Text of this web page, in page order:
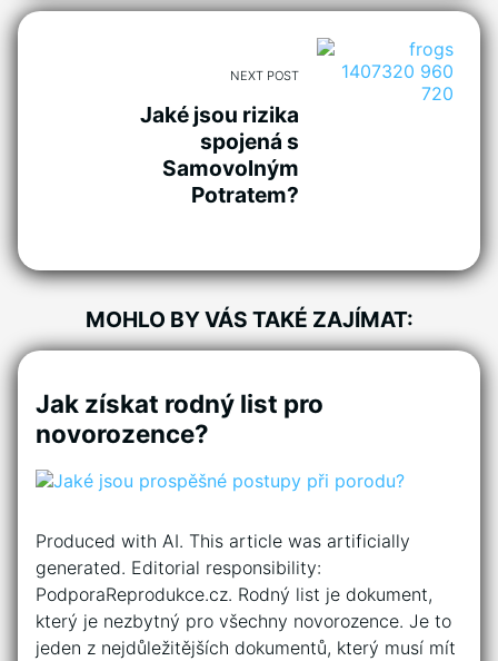
NEXT POST
Jaké jsou rizika
spojená s
Samovolným
Potratem?
MOHLO BY VÁS TAKÉ ZAJÍMAT:
Jak získat rodný list pro
novorozence?
Produced with AI. This article was artificially
generated. Editorial responsibility:
PodporaReprodukce.cz. Rodný list je dokument,
který je nezbytný pro všechny novorozence. Je to
jeden z nejdůležitějších dokumentů, který musí mít